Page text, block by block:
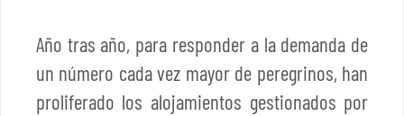
Año tras año, para responder a la demanda de
un número cada vez mayor de peregrinos, han
proliferado los alojamientos gestionados por